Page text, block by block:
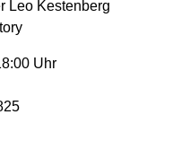
Leo Kestenberg
Uhr